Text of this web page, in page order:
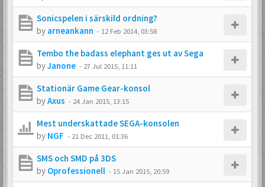
Sonicspelen i särskild ordning?
by arneankann - 12 Feb 2014, 03:58
Tembo the badass elephant ges ut av Sega
byJanone - 27 Jul 2015, 11:11
Stationär Game Gear-konsol
byAxus - 24 Jan 2015, 13:15
Mest underskattade SEGA-konsolen
by NGF - 21 Dec 2011, 01:36
SMS och SMD på 3DS
by Oprofessionell - 15 Jan 2015, 20:59